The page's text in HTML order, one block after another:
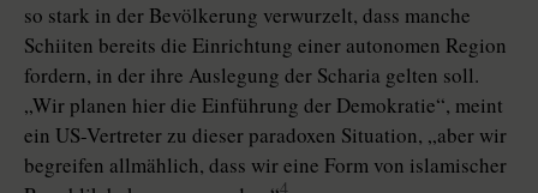
so stark in der Bevölkerung verwurzelt, dass manche
Schiiten bereits die Einrichtung einer autonomen Region
fordern, in der ihre Auslegung der Scharia gelten soll.
„Wir planen hier die Einführung der Demokratie“, meint
ein US-Vertreter zu dieser paradoxen Situation, „aber wir
begreifen allmählich, dass wir eine Form von islamischer
4